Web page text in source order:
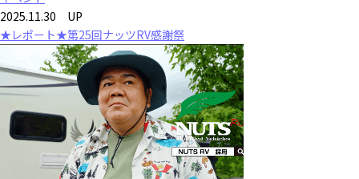
2025.11.30 UP
★レポート★第25回ナッツRV感謝祭